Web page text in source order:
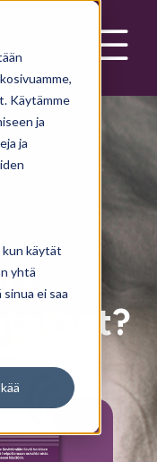
Käytämme
ja
ja
kun käytät
yhtä
ei saa